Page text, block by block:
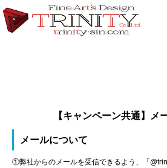
【キャンペーン共通】メ
メールについて
①弊社からのメールを受信できるよう、「